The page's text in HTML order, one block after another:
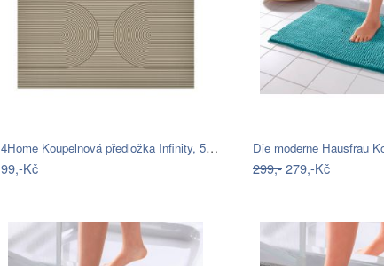
4Home Koupelnová předložka Infinity, 50…
99,-Kč
Die moderne Hausfrau
299,-279,-Kč